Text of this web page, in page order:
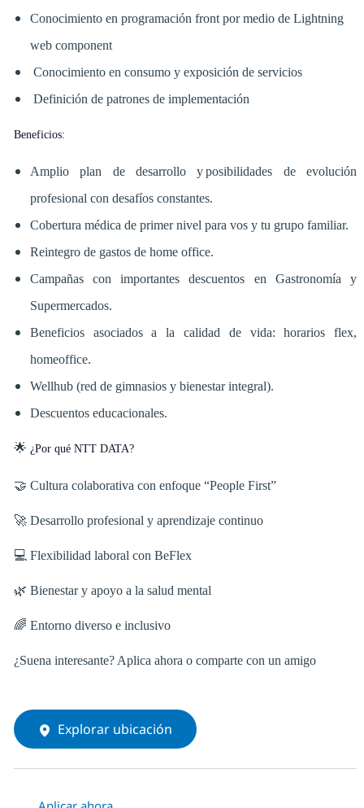
Conocimiento en programación front por medio de Lightning
web component
Conocimiento en consumo y exposición de servicios
Definición de patrones de implementación
Beneficios:
Amplio plan de desarrollo y posibilidades de evolución
profesional con desafíos constantes.
Cobertura médica de primer nivel para vos y tu grupo familiar.
Reintegro de gastos de home office.
Campañas con importantes descuentos en Gastronomía y
Supermercados.
Beneficios asociados a la calidad de vida: horarios flex,
homeoffice.
Wellhub (red de gimnasios y bienestar integral).
Descuentos educacionales.
🌟 ¿Por qué NTT DATA?
🤝 Cultura colaborativa con enfoque “People First”
🚀 Desarrollo profesional y aprendizaje continuo
💻 Flexibilidad laboral con BeFlex
🌿 Bienestar y apoyo a la salud mental
🌈 Entorno diverso e inclusivo
¿Suena interesante? Aplica ahora o comparte con un amigo
Explorar ubicación